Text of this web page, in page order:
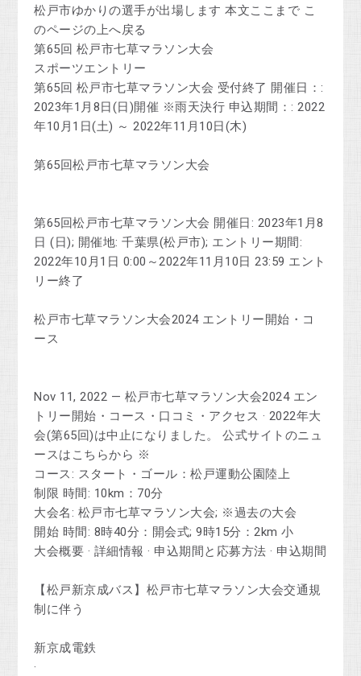
松戸市ゆかりの選手が出場します 本文ここまで こ
のページの上へ戻る
第65回 松戸市七草マラソン大会
スポーツエントリー
第65回 松戸市七草マラソン大会 受付終了 開催日：:
2023年1月8日(日)開催 ※雨天決行 申込期間：: 2022
年10月1日(土) ～ 2022年11月10日(木)
第65回松戸市七草マラソン大会
第65回松戸市七草マラソン大会 開催日: 2023年1月8
日 (日); 開催地: 千葉県(松戸市); エントリー期間:
2022年10月1日 0:00～2022年11月10日 23:59 エント
リー終了
松戸市七草マラソン大会2024 エントリー開始・コ
ース
Nov 11, 2022 — 松戸市七草マラソン大会2024 エン
トリー開始・コース・口コミ・アクセス · 2022年大
会(第65回)は中止になりました。 公式サイトのニュ
ースはこちらから ※
コース: スタート・ゴール：松戸運動公園陸上
制限 時間: 10km：70分
大会名: 松戸市七草マラソン大会; ※過去の大会
開始 時間: 8時40分：開会式; 9時15分：2km 小
‎大会概要 · ‎詳細情報 · ‎申込期間と応募方法 · ‎申込期間
【松戸新京成バス】松戸市七草マラソン大会交通規
制に伴う
新京成電鉄
·